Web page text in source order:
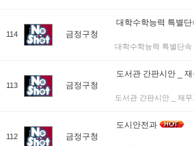
114 금정구청
대학수학능력 특별단
대학수학능력 특별단속
113 금정구청
도서관 간판시안 _
도서관 간판시안 _ 재
112 금정구청
도시안전과